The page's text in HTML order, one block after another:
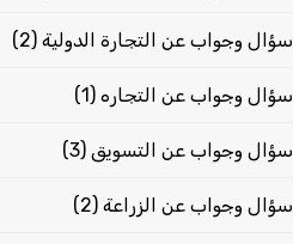
سؤال وجواب عن التجارة الدولية (2)
سؤال وجواب عن التجاره (1)
سؤال وجواب عن التسويق (3)
سؤال وجواب عن الزراعة (2)